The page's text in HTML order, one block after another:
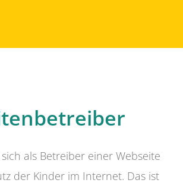
als Betreiber einer Webseite
der Kinder im Internet. Das ist